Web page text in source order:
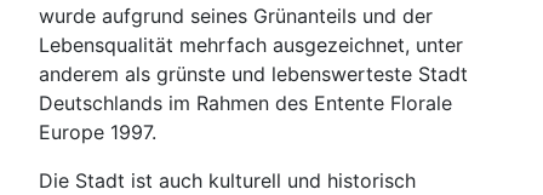
wurde aufgrund seines Grünanteils und der
Lebensqualität mehrfach ausgezeichnet, unter
anderem als grünste und lebenswerteste Stadt
Deutschlands im Rahmen des Entente Florale
Europe 1997.
Die Stadt ist auch kulturell und historisch